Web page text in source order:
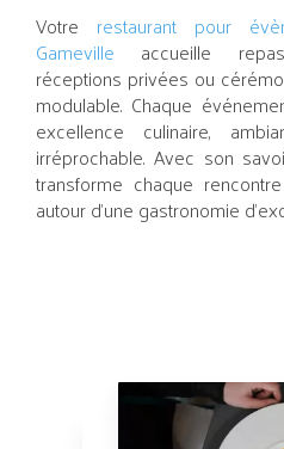
Votre restaurant pour
Gameville accueille
réceptions privées ou
modulable. Chaque
excellence culinaire,
irréprochable. Avec son
transforme chaque
autour d’une gastronomie